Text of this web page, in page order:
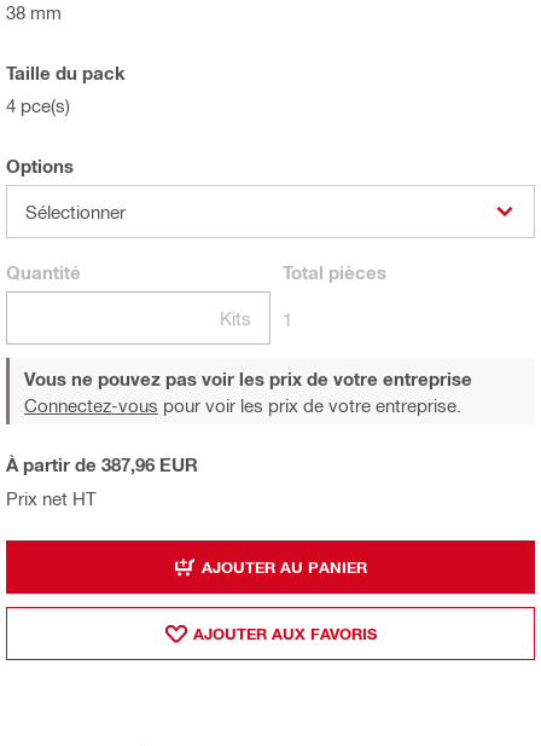
38 mm
Taille du pack
4 pce(s)
Options
Sélectionner
Quantité
Kits
Total pièces
1
Vous ne pouvez pas voir les prix de votre entreprise
Connectez-vous pour voir les prix de votre entreprise.
Prix net HT
À partir de 387,96 EUR
AJOUTER AU PANIER
AJOUTER AUX FAVORIS